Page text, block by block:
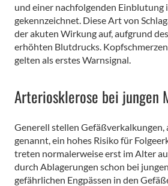
und einer nachfolgenden Einblutung
gekennzeichnet. Diese Art von
der akuten Wirkung auf, aufgrund
erhöhten Blutdrucks.
gelten als erstes Warnsignal.
Arteriosklerose bei jungen
Generell stellen
genannt, ein hohes Risiko für
treten normalerweise erst im Alter
durch Ablagerungen schon bei
gefährlichen Engpässen in den